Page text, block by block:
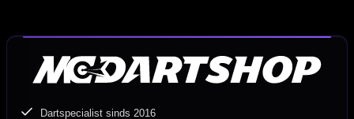
Dartspecialist sinds 2016